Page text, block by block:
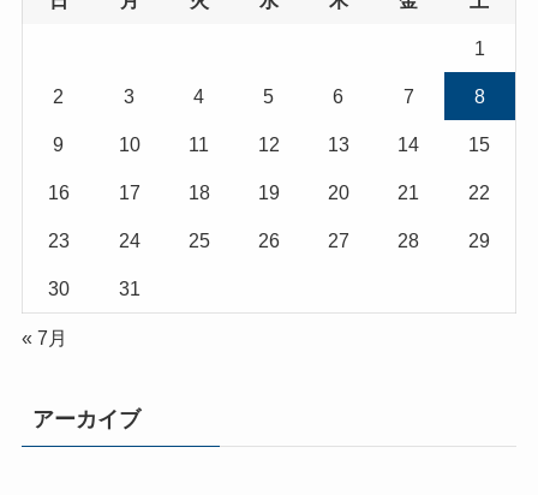
1
2 3 4 5 6 7 8
9 10 11 12 13 14 15
16 17 18 19 20 21 22
23 24 25 26 27 28 29
30 31
« 7月
アーカイブ